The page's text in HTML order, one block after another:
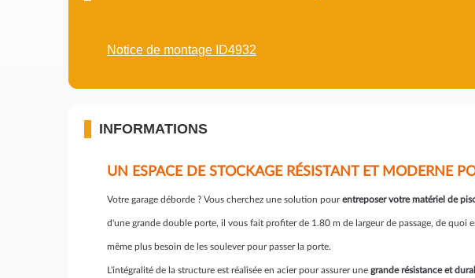
Notice de montage ID4932
INFORMATIONS
UN ESPACE DE STOCKAGE RÉSISTANT ET MODERNE
Votre garage déborde ? Vous cherchez une solution pourentreposer votre matériel de
d'une grande double porte, il vous fait profiter de 1.80 m de largeur de passage, de
même plus besoin de les soulever pour passer la porte.
L'intégralité de la structure est réalisée en acier pour assurer une grande résistance et